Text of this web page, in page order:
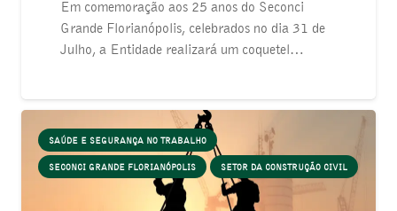
Em comemoração aos 25 anos do Seconci
Grande Florianópolis, celebrados no dia 31 de
Julho, a Entidade realizará um coquetel…
SAÚDE E SEGURANÇA NO TRABALHO
SECONCI GRANDE FLORIANÓPOLIS SETOR DA CONSTRUÇÃO CIVIL